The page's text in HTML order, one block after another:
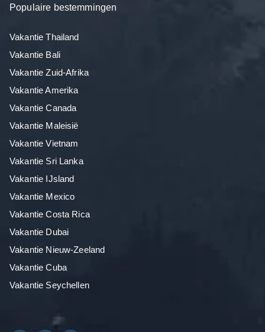
Populaire bestemmingen
Vakantie Thailand
Vakantie Bali
Vakantie Zuid-Afrika
Vakantie Amerika
Vakantie Canada
Vakantie Maleisië
Vakantie Vietnam
Vakantie Sri Lanka
Vakantie IJsland
Vakantie Mexico
Vakantie Costa Rica
Vakantie Dubai
Vakantie Nieuw-Zeeland
Vakantie Cuba
Vakantie Seychellen